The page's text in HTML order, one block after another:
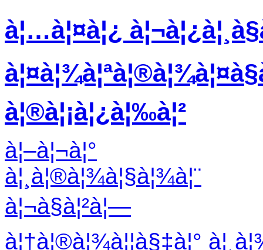
à¦…à¦¤à¦¿
à¦®à¦¡à¦¿à¦‰à¦²
à¦–à¦¬à¦°
à¦¸à¦®à¦¾à¦§à¦¾à¦¨
à¦¬à§à¦²à¦—
à¦†à¦®à¦¾à¦¦à§‡à¦°